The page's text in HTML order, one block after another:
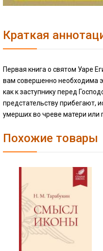
Краткая
Первая книга о святом Уаре
вам совершенно необходима
как к заступнику перед
предстательству прибегают,
умерших во чреве матери или
Похожие товары